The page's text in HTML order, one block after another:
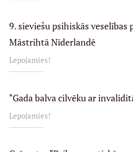
9. sieviešu psihiskās veselības
Māstrihtā Nīderlandē
Lepojamies!
"Gada balva cilvēku ar
Lepojamies!